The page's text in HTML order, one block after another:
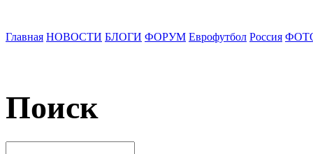
Главная НОВОСТИ БЛОГИ ФОРУМ Еврофутбол Россия
Поиск